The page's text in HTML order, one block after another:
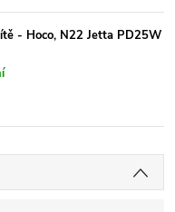
- Hoco, N22 Jetta PD25W